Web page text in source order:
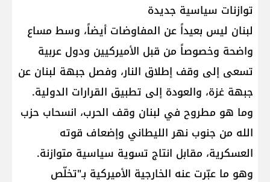
توازنات سياسية جديدة
لبنان ليس بعيداً عن المفاوضات أيضاً، وسط مساع
واضحة وخصوصاً من قبل الأميركيين ودول عربية
تسعى إلى وقف إطلاق النار، وفصل جبهة لبنان عن
جبهة غزة، والعودة إلى تطبيق القرارات الدولية.
وما هو مطروح في لبنان وقف الحرب، انسحاب حزب
الله من جنوب نهر الليطاني وإضعاف قوته
العسكرية، مقابل انتاج تسوية سياسية متوازنة.
وهو ما عبّرت عنه الخارجية الأميركية بـ"تخلّص